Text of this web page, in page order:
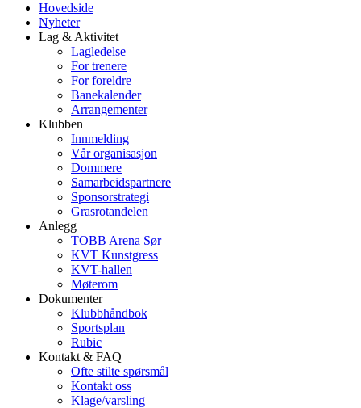
Hovedside
Nyheter
Lag & Aktivitet
Lagledelse
For trenere
For foreldre
Banekalender
Arrangementer
Klubben
Innmelding
Vår organisasjon
Dommere
Samarbeidspartnere
Sponsorstrategi
Grasrotandelen
Anlegg
TOBB Arena Sør
KVT Kunstgress
KVT-hallen
Møterom
Dokumenter
Klubbhåndbok
Sportsplan
Rubic
Kontakt & FAQ
Ofte stilte spørsmål
Kontakt oss
Klage/varsling